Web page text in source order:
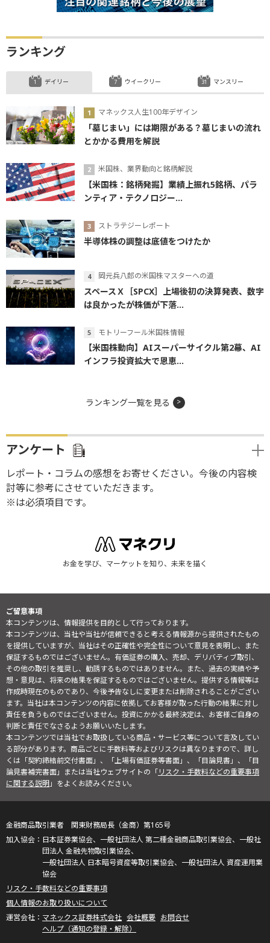
ランキング
デイリー
マネックス人生100年デザイン
「墓じまい」には期限がある？墓じまいの流れ
とかかる費用を解説
米国株、業界動向と銘柄解説
【米国株：銘柄発掘】業績上振れ5銘柄、パラ
ンティア・テクノロジー...
ストラテジーレポート
半導体株の調整は底値をつけたか
岡元兵八郎の米国株マスターへの道
スペースＸ［SPCX］上場後初の決算発表、数字
は良かったが株価が下落...
モトリーフール米国株情報
【米国株動向】AIスーパーサイクル第2幕、AI
インフラ投資拡大で恩恵...
ウイークリー マンスリー
ランキング一覧を見る
アンケート
レポート・コラムの感想をお寄せください。今後の内容検
討等に参考にさせていただきます。
※は必須項目です。
お金を学び、マーケットを知り、未来を描く
ご留意事項
本コンテンツは、情報提供を目的として行っております。
本コンテンツは、当社や当社が信頼できると考える情報源から提供されたもの
を提供していますが、当社はその正確性や完全性について意見を表明し、また
保証するものではございません。有価証券の購入、売却、デリバティブ取引、
その他の取引を推奨し、勧誘するものではありません。また、過去の実績や予
想・意見は、将来の結果を保証するものではございません。提供する情報等は
作成時現在のものであり、今後予告なしに変更または削除されることがござい
ます。当社は本コンテンツの内容に依拠してお客様が取った行動の結果に対し
責任を負うものではございません。投資にかかる最終決定は、お客様ご自身の
判断と責任でなさるようお願いいたします。
本コンテンツでは当社でお取扱している商品・サービス等について言及してい
る部分があります。商品ごとに手数料等およびリスクは異なりますので、詳し
くは「契約締結前交付書面」、「上場有価証券等書面」、「目論見書」、「目
論見書補完書面」または当社ウェブサイトの「リスク・手数料などの重要事項
に関する説明」をよくお読みください。
金融商品取引業者 関東財務局長（金商）第165号
日本証券業協会、一般社団法人 第二種金融商品取引業協会、一般社
団法人 金融先物取引業協会、
一般社団法人 日本暗号資産等取引業協会、一般社団法人 資産運用業
協会
リスク・手数料などの重要事項
個人情報のお取り扱いについて
マネックス証券株式会社 会社概要 お問合せ
ヘルプ（通知の登録・解除）